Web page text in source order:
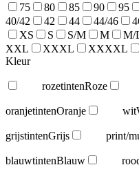
75
80 85 90 95
40/42
42 44 44/46
XS
S S/M M M/
XXL
XXXL XXXXL
Kleur
rozetintenRoze
oranjetintenOranje wit
grijstintenGrijs print/
blauwtintenBlauw